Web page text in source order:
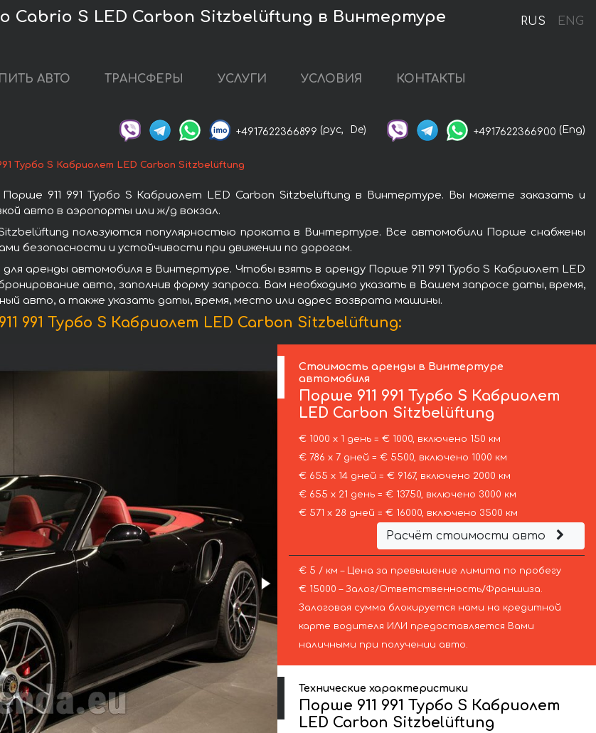
RUS ENG
Cabrio S LED Carbon Sitzbelüftung в Винтертуре
АВТО ТРАНСФЕРЫ УСЛУГИ УСЛОВИЯ КОНТАКТЫ
+4917622366899 (рус, De) +4917622366900 (Eng)
Турбо S Кабриолет LED Carbon Sitzbelüftung
911 991 Турбо S Кабриолет LED Carbon Sitzbelüftung в Винтертуре. Вы можете заказать и
авто в аэропорты или ж/д вокзал.
пользуются популярностью проката в Винтертуре. Все автомобили Порше снабжены
безопасности и устойчивости при движении по дорогам.
аренды автомобиля в Винтертуре. Чтобы взять в аренду Порше 911 991 Турбо S Кабриолет LED
авто, заполнив форму запроса. Вам необходимо указать в Вашем запросе даты, время,
авто, а также указать даты, время, место или адрес возврата машины.
991 Турбо S Кабриолет LED Carbon Sitzbelüftung:
Стоимость аренды в Винтертуре
автомобиля
Порше 911 991 Турбо S Кабриолет
LED Carbon Sitzbelüftung
€ 1000 х 1 день = € 1000, включено 150 км
€ 786 х 7 дней = € 5500, включено 1000 км
€ 655 х 14 дней = € 9167, включено 2000 км
€ 655 х 21 день = € 13750, включено 3000 км
€ 571 х 28 дней = € 16000, включено 3500 км
Расчёт стоимости авто
€ 5 / км – Цена за превышение лимита по пробегу
€ 15000 – Залог/Ответственность/Франшиза.
Залоговая сумма блокируется нами на кредитной
карте водителя ИЛИ предоставляется Вами
наличными при получении авто.
Технические характеристики
Порше 911 991 Турбо S Кабриолет
LED Carbon Sitzbelüftung